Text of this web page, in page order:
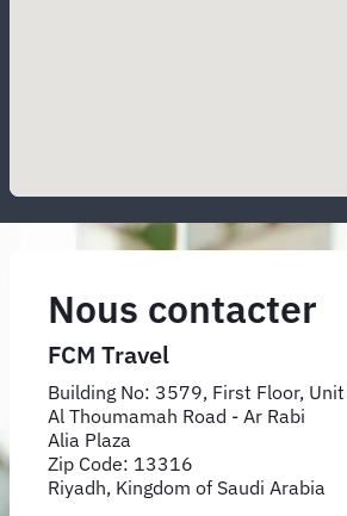
Nous contacter
FCM Travel
Building No: 3579, First Floor,
Al Thoumamah Road - Ar Rabi
Alia Plaza
Zip Code: 13316
Riyadh, Kingdom of Saudi Arabia